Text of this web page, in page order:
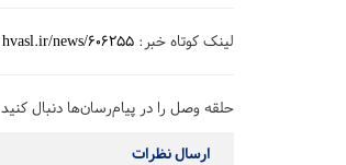
لینک کوتاه خبر: hvasl.ir/news/606255
حلقه وصل را در پیام‌رسان‌ها دنبال کنید
ارسال نظرات